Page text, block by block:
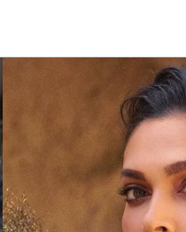
(Team India) को
यादव, रियान पराग
नेशनल क्रिकेट अकादमी
चलते ये चारों